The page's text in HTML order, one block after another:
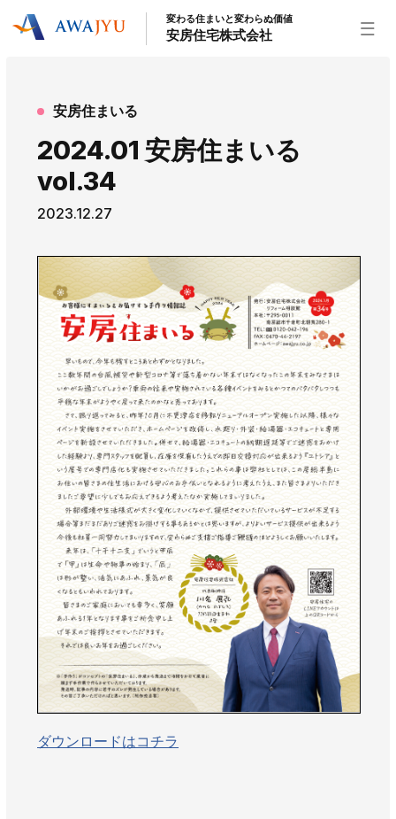
リフォーム事業 外装事業
新築住宅事業
不動産事業
大型物件事業
安房住宅について
社長挨拶 企業情報 沿革
拠点紹介
スタッフ紹介
お知らせ
社長ブログ イベント お知らせ
チラシ
AWAJYUブログ
安房住まいる
大型工事施工事例
採用情報
新卒・第二新卒採用 アルバイト採用 中途採用
協力会社募集
お問い合わせ
変わる住まいと変わらぬ価値
安房住宅株式会社
安房住まいる
2024.01 安房住まいる
vol.34
2023.12.27
ダウンロードはコチラ